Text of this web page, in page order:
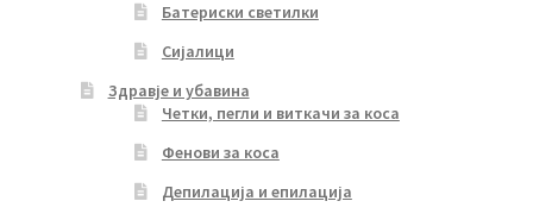
Батериски светилки
Сијалици
Здравје и убавина
Четки, пегли и виткачи за коса
Фенови за коса
Депилација и епилација